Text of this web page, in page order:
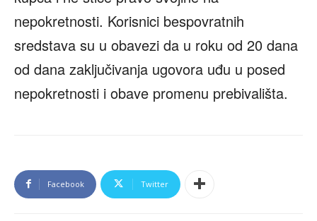
nepokretnosti. Korisnici bespovratnih
sredstava su u obavezi da u roku od 20 dana
od dana zaključivanja ugovora uđu u posed
nepokretnosti i obave promenu prebivališta.
Facebook Twitter